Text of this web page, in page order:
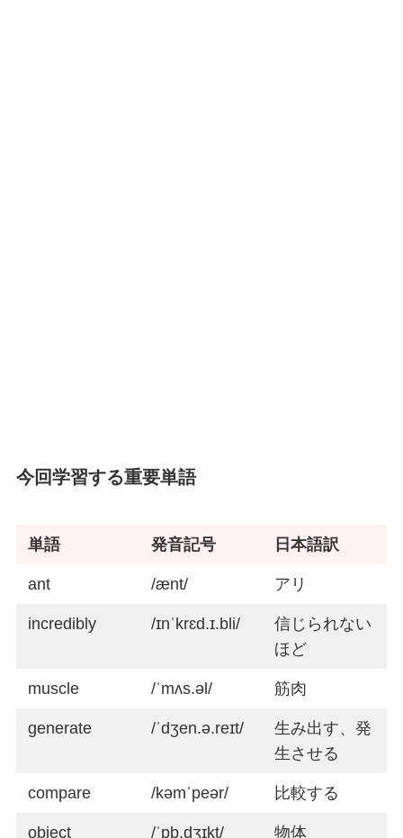
今回学習する重要単語
単語 発音記号 日本語訳
ant /ænt/ アリ
incredibly /ɪnˈkrɛd.ɪ.bli/
信じられない
ほど
muscle /ˈmʌs.əl/ 筋肉
generate /ˈdʒen.ə.reɪt/
生み出す、発
生させる
compare /kəmˈpeər/ 比較する
object /ˈɒb.dʒɪkt/ 物体